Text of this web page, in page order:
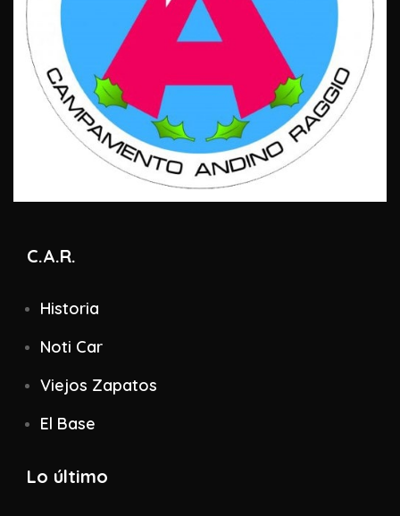
C.A.R.
Historia
Noti Car
Viejos Zapatos
El Base
Lo último